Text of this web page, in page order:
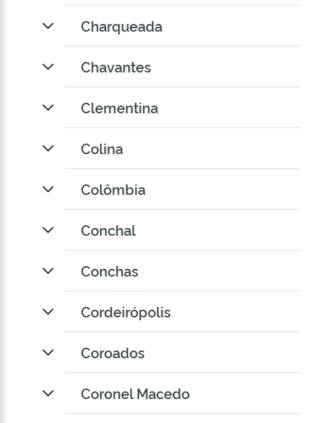
Charqueada
Chavantes
Clementina
Colina
Colômbia
Conchal
Conchas
Cordeirópolis
Coroados
Coronel Macedo